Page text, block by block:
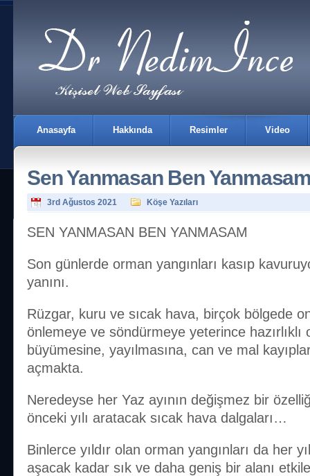
Anasayfa Hakkında Resimler Video
İletişim
Sen Yanmasan Ben
3rd Ağustos 2021 Köşe Yazıları
SEN YANMASAN BEN YANMASAM
Son günlerde orman yangınları kasıp
yanını.
Rüzgar, kuru ve sıcak hava, birçok bölgede
önlemeye ve söndürmeye yeterince hazırlıklı
büyümesine, yayılmasına, can ve mal
açmakta.
Neredeyse her Yaz ayının değişmez bir
önceki yılı aratacak sıcak hava dalgaları…
Binlerce yıldır olan orman yangınları da her
aşacak kadar sık ve daha geniş bir alanı